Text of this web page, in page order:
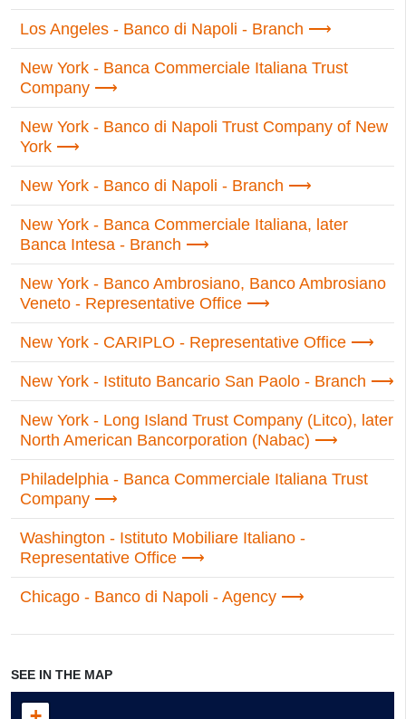
Los Angeles - Banco di Napoli - Branch
New York - Banca Commerciale Italiana Trust
Company
New York - Banco di Napoli Trust Company of New
York
New York - Banco di Napoli - Branch
New York - Banca Commerciale Italiana, later
Banca Intesa - Branch
New York - Banco Ambrosiano, Banco Ambrosiano
Veneto - Representative Office
New York - CARIPLO - Representative Office
New York - Istituto Bancario San Paolo - Branch
New York - Long Island Trust Company (Litco), later
North American Bancorporation (Nabac)
Philadelphia - Banca Commerciale Italiana Trust
Company
Washington - Istituto Mobiliare Italiano -
Representative Office
Chicago - Banco di Napoli - Agency
SEE IN THE MAP